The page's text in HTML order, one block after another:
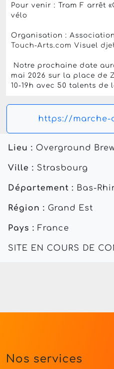
Pour venir : Tram F arrêt
vélo
Organisation :
Touch-Arts.com Visuel
Notre prochaine date
mai 2026 sur la place de
10-19h avec 50 talents de
https://marche-
Lieu : Overground
Ville : Strasbourg
Département : Bas-
Région : Grand Est
Pays : France
SITE EN COURS DE
Nos services